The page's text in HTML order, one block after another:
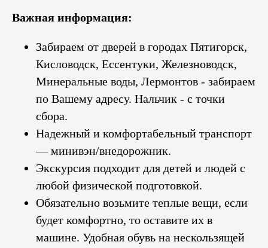
Важная информация:
Забираем от дверей в городах Пятигорск,
Кисловодск, Ессентуки, Железноводск,
Минеральные воды, Лермонтов - забираем
по Вашему адресу. Нальчик - с точки
сбора.
Надежный и комфортабельный транспорт
— минивэн/внедорожник.
Экскурсия подходит для детей и людей с
любой физической подготовкой.
Обязательно возьмите теплые вещи, если
будет комфортно, то оставите их в
машине. Удобная обувь на нескользящей